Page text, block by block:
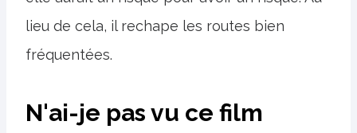
lieu de cela, il rechape les routes bien
fréquentées.
N'ai-je pas vu ce film